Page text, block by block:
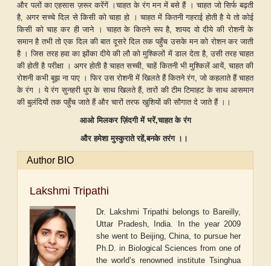
और पलों का एहसास ज़रूर करेंगें ।चाहत के रंग मन में बसे हैं। चाहत जो सिर्फ बढ़ती
है, अगर सच्चे दिल से किसी को चाहा हो । चाहत में कितनी गहराई होती है ये तो कोई
किसी को चाह कर ही जाने। चाहत के कितने रूप है, शायद वो दीये की रोशनी के
समान है तभी तो एक दिल की बात दूसरे दिल तक पहुँच उसके मन को रोशन कर जाती
है। जिस तरह हवा का झोंका दीये की लौ को मुश्किलों में डाल देता है, उसी तरह चाहत
की होती है परीक्षा। अगर होती है चाहत सच्ची, चाहें कितनी भी मुश्किलें आयें, चाहत की
रोशनी कभी बूझ ना पाए । फिर उस रोशनी में खिलते हैं कितने रंग, जो कहलाते हैं चाहत
के रंग । ये रंग सुनहरी धुप के साथ खिलते हैं, तारों की टीम टिमाहट के साथ आसमान
की बुलंदियों तक पहुँच जाते हैं और चारों तरफ खुशियों की सौगात दे जाते हैं । ।
आओ मिलकर ज़िंदगी में भरें,चाहत के रंग
और हमेशा मुस्कुराते रहें,बनके तरंग ।।
Author BIO
Lakshmi Tripathi
Dr. Lakshmi Tripathi belongs to Bareilly,
Uttar Pradesh, India. In the year 2009
she went to Beijing, China, to pursue her
Ph.D. in Biological Sciences from one of
the world’s renowned institute Tsinghua